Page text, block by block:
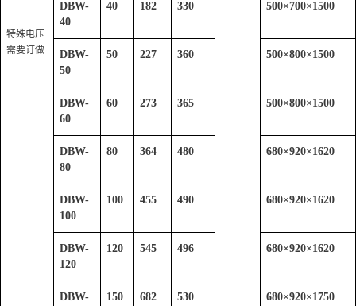
特殊电压
需要订做
DBW-
40
40 182 330 500×700×1500
DBW-
50
50 227 360 500×800×1500
DBW-
60
60 273 365 500×800×1500
DBW-
80
80 364 480 680×920×1620
DBW-
100
100 455 490 680×920×1620
DBW-
120
120 545 496 680×920×1620
DBW-
150 682 530 680×920×1750